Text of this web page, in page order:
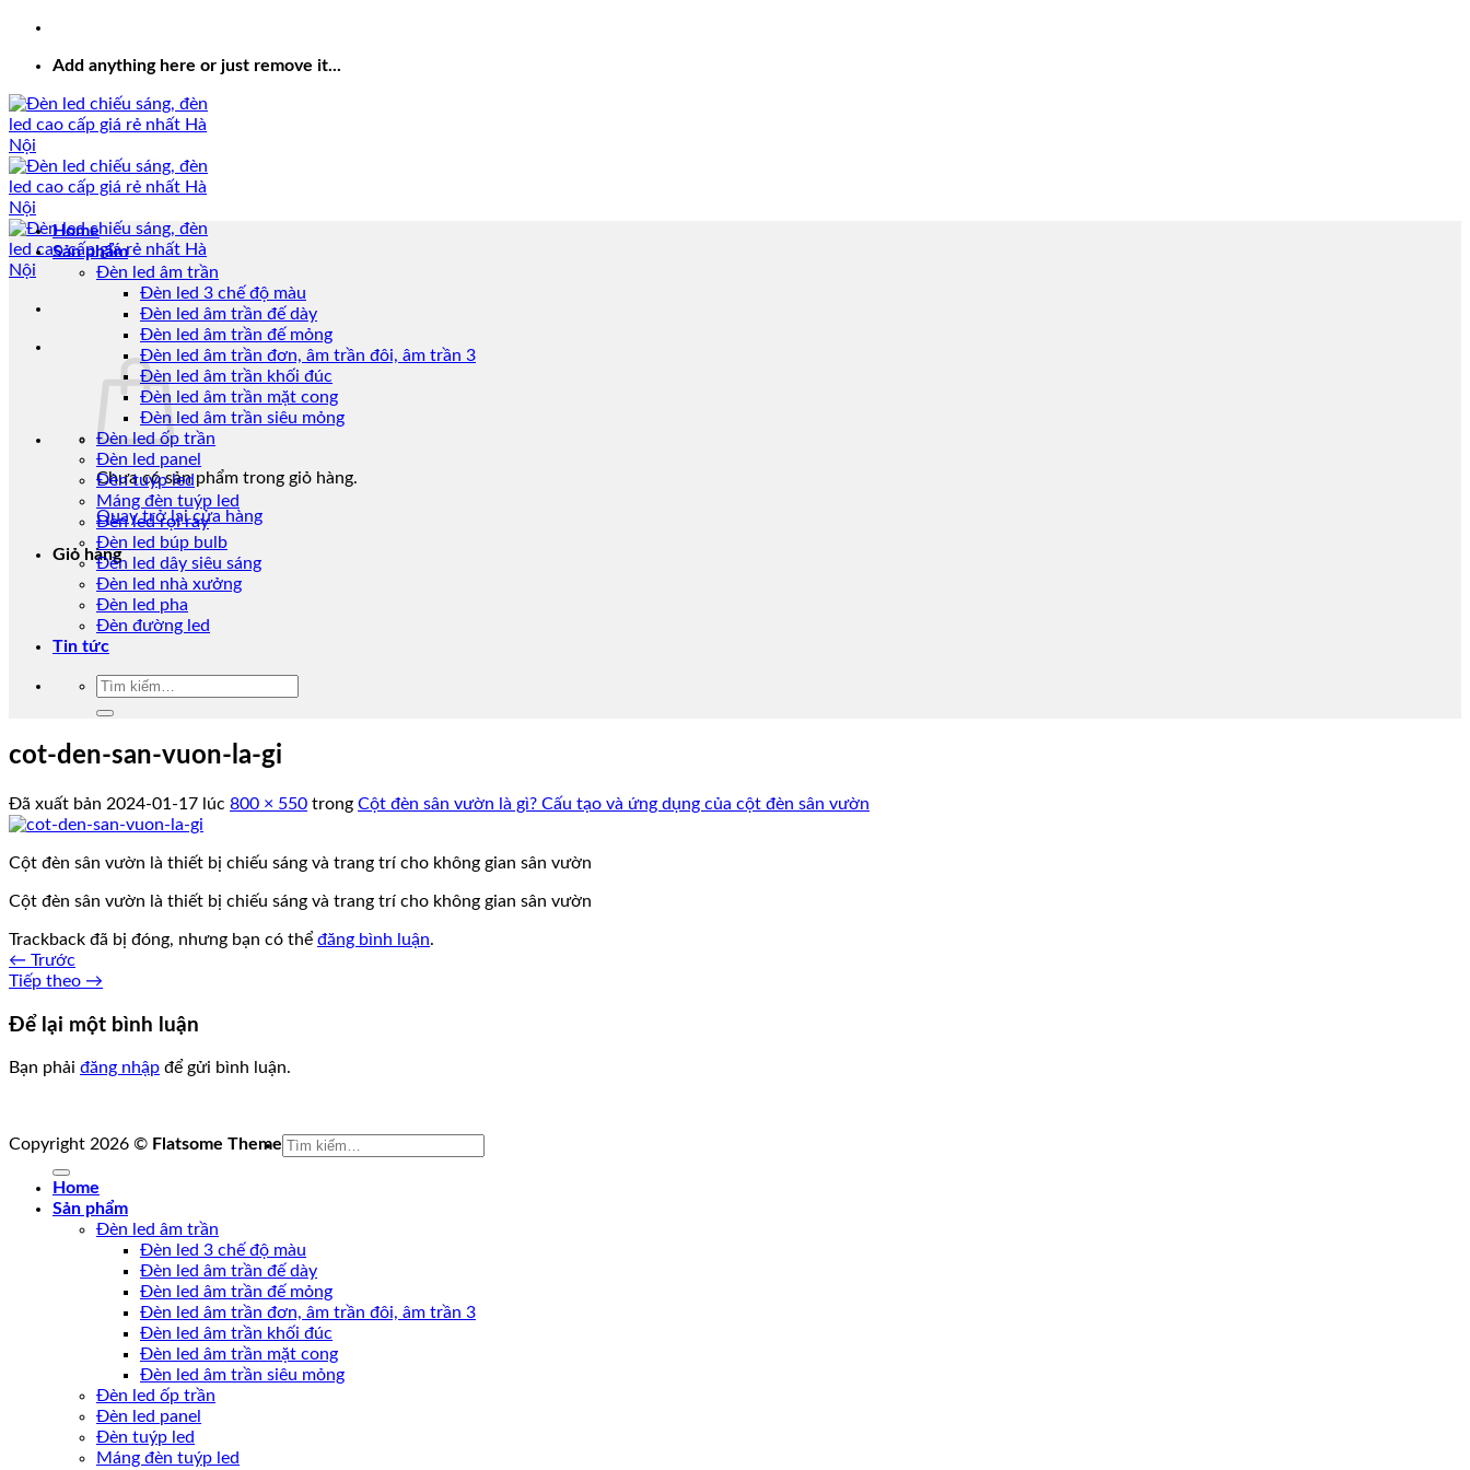
Add anything here or just remove it...
Chưa có sản phẩm trong giỏ hàng.
Quay trở lại cửa hàng
Giỏ hàng
Home
Sản phẩm
Đèn led âm trần
Đèn led 3 chế độ màu
Đèn led âm trần đế dày
Đèn led âm trần đế mỏng
Đèn led âm trần đơn, âm trần đôi, âm trần 3
Đèn led âm trần khối đúc
Đèn led âm trần mặt cong
Đèn led âm trần siêu mỏng
Đèn led ốp trần
Đèn led panel
Đèn tuýp led
Máng đèn tuýp led
Đèn led rọi ray
Đèn led búp bulb
Đèn led dây siêu sáng
Đèn led nhà xưởng
Đèn led pha
Đèn đường led
Tin tức
Tìm
cot-den-san-vuon-la-gi
Đã xuất bản 2024-01-17 lúc 800 × 550 trong Cột đèn sân vườn là gì? Cấu tạo và ứng dụng của cột đèn sân vườn
Cột đèn sân vườn là thiết bị chiếu sáng và trang trí cho không gian sân vườn
Cột đèn sân vườn là thiết bị chiếu sáng và trang trí cho không gian sân vườn
Trackback đã bị đóng, nhưng bạn có thể đăng bình luận.
← Trước
Tiếp theo →
Để lại một bình luận
Bạn phải đăng nhập để gửi bình luận.
Copyright 2026 © Flatsome Theme Tìm
Home
Sản phẩm
Đèn led âm trần
Đèn led 3 chế độ màu
Đèn led âm trần đế dày
Đèn led âm trần đế mỏng
Đèn led âm trần đơn, âm trần đôi, âm trần 3
Đèn led âm trần khối đúc
Đèn led âm trần mặt cong
Đèn led âm trần siêu mỏng
Đèn led ốp trần
Đèn led panel
Đèn tuýp led
Máng đèn tuýp led